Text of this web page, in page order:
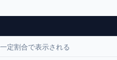
定割合で表示される